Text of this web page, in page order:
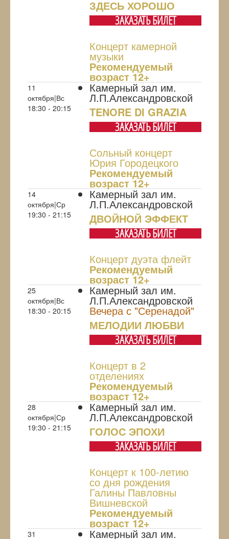
ЗДЕСЬ ХОРОШО
ЗАКАЗАТЬ БИЛЕТ
Концерт камерной
музыки
Рекомендуемый
возраст 12+
11
октября|Вс
18:30 - 20:15
Камерный зал им.
Л.П.Александровской
TENORE DI GRAZIA
ЗАКАЗАТЬ БИЛЕТ
Сольный концерт
Юрия Городецкого
Рекомендуемый
возраст 12+
14
октября|Ср
19:30 - 21:15
Камерный зал им.
Л.П.Александровской
ДВОЙНОЙ ЭФФЕКТ
ЗАКАЗАТЬ БИЛЕТ
Концерт дуэта флейт
Рекомендуемый
возраст 12+
25
октября|Вс
18:30 - 20:15
Камерный зал им.
Л.П.Александровской
Вечера с "Серенадой"
МЕЛОДИИ ЛЮБВИ
ЗАКАЗАТЬ БИЛЕТ
Концерт в 2
отделениях
Рекомендуемый
возраст 12+
28
октября|Ср
19:30 - 21:15
Камерный зал им.
Л.П.Александровской
ГОЛОС ЭПОХИ
ЗАКАЗАТЬ БИЛЕТ
Концерт к 100-летию
со дня рождения
Галины Павловны
Вишневской
Рекомендуемый
возраст 12+
31
Камерный зал им.